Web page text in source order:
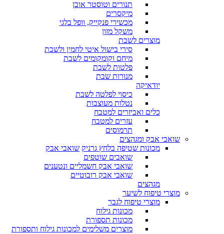
תנורים וטוסטר אובן
מיקסרים
מכשירי פנקייק, וופל בלגי
משקל מזון
מוצרים לשבת
סירי בישול איטי לחמין ולשבת
מיחם וקומקומים לשבת
פלטות לשבת
מנורות שבת
יודאיקה
כיסוי לפלטה לשבת
נטלות מעוצבות
כלים ואביזרים למטבח
עזרים למטבח
תרמוסים
שואבי אבק ומגהצים
מכונות שטיפה בלחץ גרניק שואבי אבק
שואבים שוטפים
שואבי אבק חשמליים ונטענים
שואבי אבק רובוטיים
מגהצים
מוצרי טיפוח לשיער
מוצרי טיפוח לגבר
מכונות גילוח
מכונות תספורת
מוצרים משלימים למכונות גילוח ותספורת